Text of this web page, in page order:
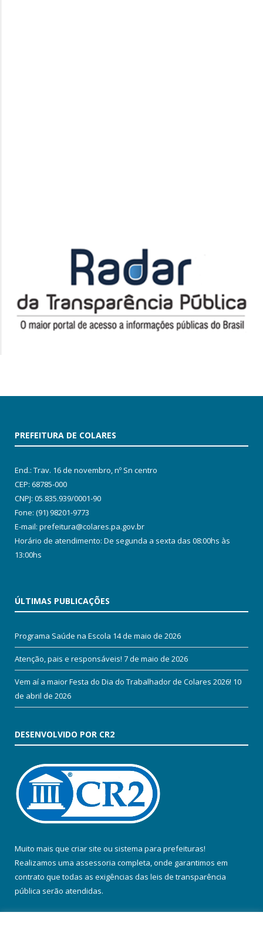
PREFEITURA DE COLARES
End.: Trav. 16 de novembro, nº Sn centro
CEP: 68785-000
CNPJ: 05.835.939/0001-90
Fone: (91) 98201-9773
E-mail: prefeitura@colares.pa.gov.br
Horário de atendimento: De segunda a sexta das 08:00hs às
13:00hs
ÚLTIMAS PUBLICAÇÕES
Programa Saúde na Escola 14 de maio de 2026
Atenção, pais e responsáveis! 7 de maio de 2026
Vem aí a maior Festa do Dia do Trabalhador de Colares 2026! 10
de abril de 2026
DESENVOLVIDO POR CR2
Muito mais que criar site ou sistema para prefeituras!
Realizamos uma assessoria completa, onde garantimos em
contrato que todas as exigências das leis de transparência
pública serão atendidas.